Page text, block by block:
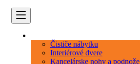
Čističe nábytku
Interiérové dvere
Kancelárske nohy a podnože